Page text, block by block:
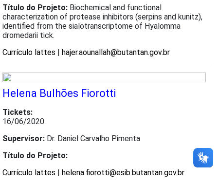
Título do Projeto: Biochemical and functional
characterization of protease inhibitors (serpins and kunitz),
identified from the sialotranscriptome of Hyalomma
dromedarii tick.
Currículo lattes | hajer.aounallah@butantan.gov.br
Helena Bulhões Fiorotti
Tickets:
16/06/2020
Supervisor: Dr. Daniel Carvalho Pimenta
Título do Projeto:
Currículo lattes | helena.fiorotti@esib.butantan.gov.br